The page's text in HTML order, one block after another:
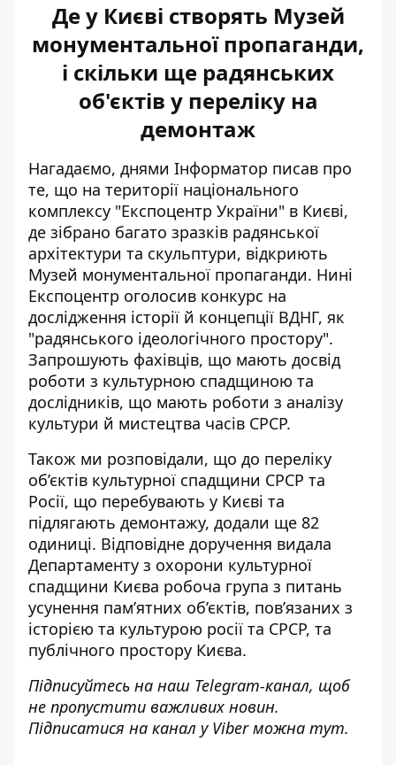
Де у Києві створять Музей
монументальної пропаганди,
і скільки ще радянських
об'єктів у переліку на
демонтаж
Нагадаємо, днями Інформатор писав про
те, що на території національного
комплексу "Експоцентр України" в Києві,
де зібрано багато зразків радянської
архітектури та скульптури, відкриють
Музей монументальної пропаганди. Нині
Експоцентр оголосив конкурс на
дослідження історії й концепції ВДНГ, як
"радянського ідеологічного простору".
Запрошують фахівців, що мають досвід
роботи з культурною спадщиною та
дослідників, що мають роботи з аналізу
культури й мистецтва часів СРСР.
Також ми розповідали, що до переліку
об’єктів культурної спадщини СРСР та
Росії, що перебувають у Києві та
підлягають демонтажу, додали ще 82
одиниці. Відповідне доручення видала
Департаменту з охорони культурної
спадщини Києва робоча група з питань
усунення пам’ятних об’єктів, пов’язаних з
історією та культурою росії та СРСР, та
публічного простору Києва.
Підписуйтесь на наш Telegram-канал, щоб
не пропустити важливих новин.
Підписатися на канал у Viber можна тут.